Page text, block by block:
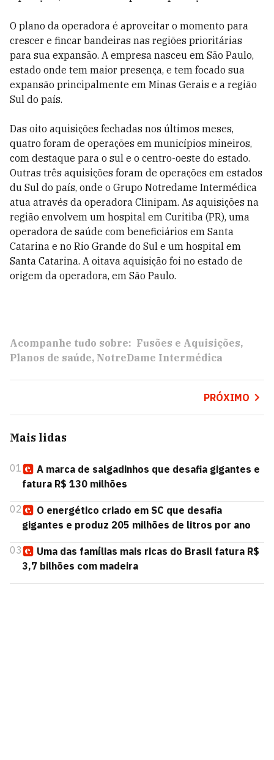
O plano da operadora é aproveitar o momento para
crescer e fincar bandeiras nas regiões prioritárias
para sua expansão. A empresa nasceu em São Paulo,
estado onde tem maior presença, e tem focado sua
expansão principalmente em Minas Gerais e a região
Sul do país.
Das oito aquisições fechadas nos últimos meses,
quatro foram de operações em municípios mineiros,
com destaque para o sul e o centro-oeste do estado.
Outras três aquisições foram de operações em estados
du Sul do país, onde o Grupo Notredame Intermédica
atua através da operadora Clinipam. As aquisições na
região envolvem um hospital em Curitiba (PR), uma
operadora de saúde com beneficiários em Santa
Catarina e no Rio Grande do Sul e um hospital em
Santa Catarina. A oitava aquisição foi no estado de
origem da operadora, em São Paulo.
Acompanhe tudo sobre: Fusões e Aquisições
Planos de saúde NotreDame Intermédica
PRÓXIMO
Mais lidas
01
A marca de salgadinhos que desafia gigantes e
fatura R$ 130 milhões
02
O energético criado em SC que desafia
gigantes e produz 205 milhões de litros por ano
03
Uma das famílias mais ricas do Brasil fatura R$
3,7 bilhões com madeira